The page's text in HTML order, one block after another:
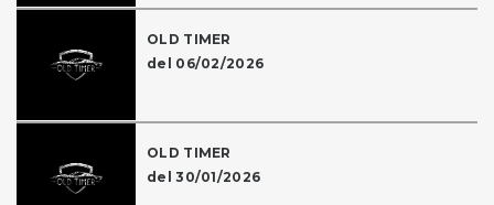
OLD TIMER
del 06/02/2026
OLD TIMER
del 30/01/2026